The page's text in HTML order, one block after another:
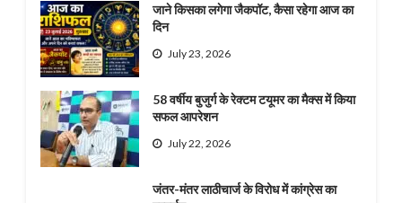
जाने किसका लगेगा जैकपॉट, कैसा रहेगा आज का
दिन
July 23, 2026
58 वर्षीय बुजुर्ग के रेक्टम टयूमर का मैक्स में किया
सफल आपरेशन
July 22, 2026
जंतर-मंतर लाठीचार्ज के विरोध में कांग्रेस का